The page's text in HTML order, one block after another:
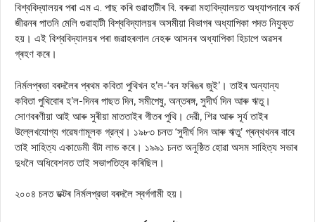
বিশ্ববিদ্যালয়ৰ পৰা এম এ. পাছ কৰি গুৱাহাটীৰ বি. বৰুৱা মহাবিদ্যালয়ত অধ্যাপনাৰে কৰ্ম
জীৱনৰ পাতনি মেলি গুৱাহাটী বিশ্ববিদ্যালয়ৰ অসমীয়া বিভাগৰ অধ্যাপিকা পদত নিযুক্ত
হয়। এই বিশ্ববিদ্যালয়ৰ পৰা জৱাহৰলাল নেহৰু আসনৰ অধ্যাপিকা হিচাপে অৱসৰ
গ্ৰহণ কৰে।
নিৰ্মলপ্ৰভা বৰদলৈৰ প্ৰথম কবিতা পুথিখন হ’ল-‘বন ফৰিঙৰ জুই’। তাইৰ অন্যান্য
কবিতা পুথিবোৰ হ’ল-দিনৰ পাছত দিন, সমীপেষু, অন্তৰঙ্গ, সুদীর্ঘ দিন আৰু ঋতু।
সোণবৰণীয়া আই আৰু সুৰীয়া মাততাইৰ গীতৰ পুথি। দেরী, শিৱ আৰু সূর্য তাইৰ
উল্লেখযোগ্য গৱেষণামূলক গ্রন্থ। ১৯৮৩ চনত ‘সুদীর্ঘ দিন আৰু ঋতু’ গ্ৰন্থখনৰ বাবে
তাই সাহিত্য একাডেমী বঁটা লাভ কৰে। ১৯৯১ চনত অনুষ্ঠিত হোৱা অসম সাহিত্য সভাৰ
দুধনৈ অধিবেশনত তাই সভাপতিত্ব কৰিছিল।
২০০৪ চনত ডক্টৰ নিৰ্মলপ্রভা বৰদলৈ স্বর্গগামী হয়।